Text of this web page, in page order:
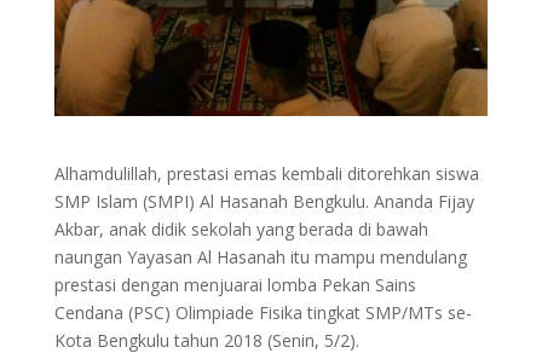
Alhamdulillah, prestasi emas kembali ditorehkan siswa
SMP Islam (SMPI) Al Hasanah Bengkulu. Ananda Fijay
Akbar, anak didik sekolah yang berada di bawah
naungan Yayasan Al Hasanah itu mampu mendulang
prestasi dengan menjuarai lomba Pekan Sains
Cendana (PSC) Olimpiade Fisika tingkat SMP/MTs se-
Kota Bengkulu tahun 2018 (Senin, 5/2).